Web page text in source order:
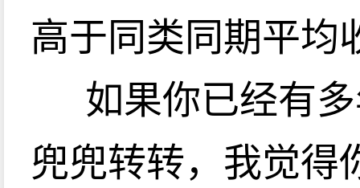
高于同类同期平均
如果你已经有
兜兜转转，我觉得